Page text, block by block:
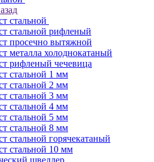
стальной
стальной рифленый
просечно вытяжной
металла холоднокатаный
рифленый чечевица
стальной 1 мм
стальной 2 мм
стальной 3 мм
стальной 4 мм
стальной 5 мм
стальной 8 мм
стальной горячекатаный
стальной 10 мм
швеллер